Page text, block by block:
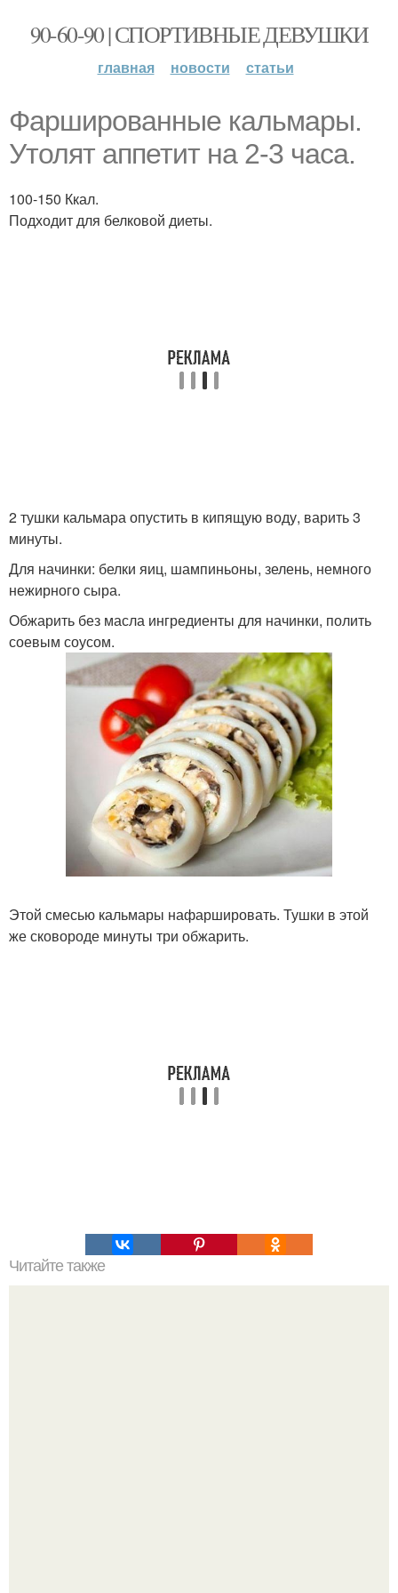
90-60-90 | СПОРТИВНЫЕ ДЕВУШКИ
главная новости статьи
Фаршированные кальмары.
Утолят аппетит на 2-3 часа.
100-150 Ккал.
Подходит для белковой диеты.
2 тушки кальмара опустить в кипящую воду, варить 3
минуты.
Для начинки: белки яиц, шампиньоны, зелень, немного
нежирного сыра.
Обжарить без масла ингредиенты для начинки, полить
соевым соусом.
Этой смесью кальмары нафаршировать. Тушки в этой
же сковороде минуты три обжарить.
Читайте также